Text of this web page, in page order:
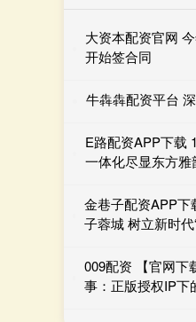
大资本配资官网
开始签合同
牛犇犇配资平台
E路配资APP下载
一体化尽显东方雅
金巷子配资APP下
子蓉城 树立新时
009配资 【官网下
事：正版授权IP下